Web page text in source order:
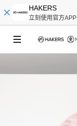
HAKERS
立刻使用官方APP